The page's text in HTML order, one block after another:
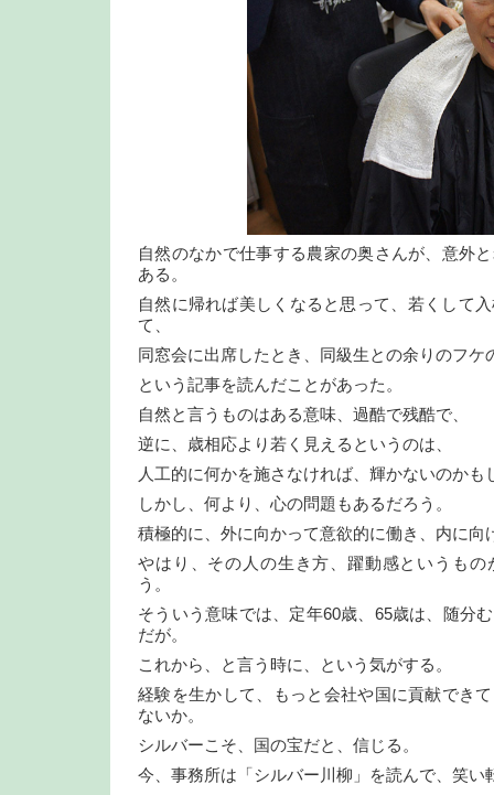
自然のなかで仕事する農家の奥さんが、意外
ある。
自然に帰れば美しくなると思って、若くして
て、
同窓会に出席したとき、同級生との余りのフケ
という記事を読んだことがあった。
自然と言うものはある意味、過酷で残酷で、
逆に、歳相応より若く見えるというのは、
人工的に何かを施さなければ、輝かないのかも
しかし、何より、心の問題もあるだろう。
積極的に、外に向かって意欲的に働き、内に向
やはり、その人の生き方、躍動感というもの
う。
そういう意味では、定年60歳、65歳は、随分
だが。
これから、と言う時に、という気がする。
経験を生かして、もっと会社や国に貢献でき
ないか。
シルバーこそ、国の宝だと、信じる。
今、事務所は「シルバー川柳」を読んで、笑い